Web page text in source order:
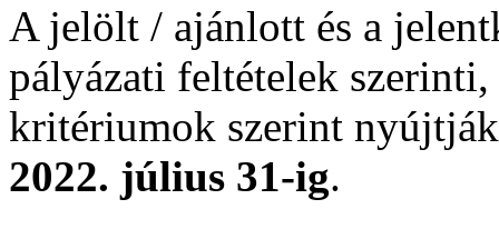
A jelölt / ajánlott és a
pályázati feltételek
kritériumok szerint
2022. július 31-ig.